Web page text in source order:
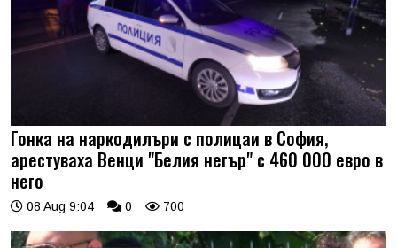
Гонка на наркодилъри с полицаи в София,
арестуваха Венци "Белия негър" с 460 000 евро в
него
08 Aug 9:04 0 700